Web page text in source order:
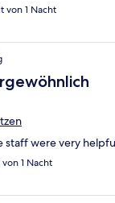
von 1 Nacht
staff were very
1 Nacht